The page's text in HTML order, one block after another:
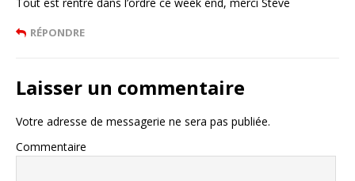
RÉPONDRE
Laisser un commentaire
Votre adresse de messagerie ne sera pas publiée.
Commentaire